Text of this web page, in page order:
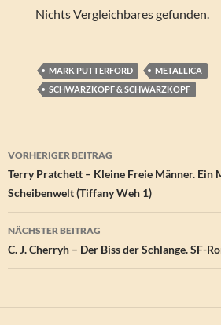
Nichts Vergleichbares gefunden.
MARK PUTTERFORD
METALLICA
SCHWARZKOPF & SCHWARZKOPF
Beitragsnavigation
VORHERIGER BEITRAG
Terry Pratchett – Kleine Freie Männer. Ein
Scheibenwelt (Tiffany Weh 1)
NÄCHSTER BEITRAG
C. J. Cherryh – Der Biss der Schlange. SF-